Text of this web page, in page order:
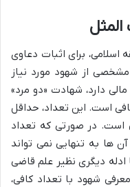
برای اثبات دعاوی
مشخصی از شهود مورد نیاز
دارد، شهادت «دو مرد»
است. این تعداد، حداقل
است. در صورتی که تعداد
ها به تنهایی نمی تواند
ادله دیگری نظیر علم قاضی
شهود با تعداد کافی،